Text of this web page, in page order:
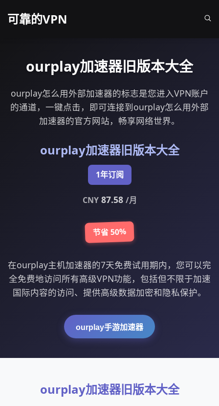
可靠的VPN
ourplay加速器旧版本大全
ourplay怎么用外部加速器的标志是您进入VPN账户
的通道，一键点击，即可连接到ourplay怎么用外部
加速器的官方网站，畅享网络世界。
ourplay加速器旧版本大全
1年订阅
CNY87.58 /月
节省 50%
在ourplay主机加速器的7天免费试用期内，您可以完
全免费地访问所有高级VPN功能，包括但不限于加速
国际内容的访问、提供高级数据加密和隐私保护。
ourplay手游加速器
ourplay加速器旧版本大全